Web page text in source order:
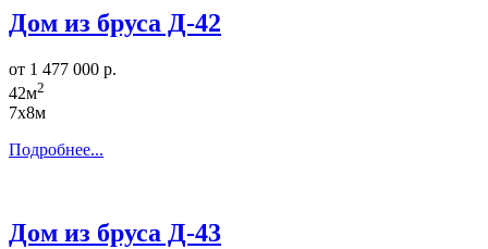
Дом из бруса Д-42
от 1 477 000 р.
42м2
7х8м
Подробнее...
Дом из бруса Д-43